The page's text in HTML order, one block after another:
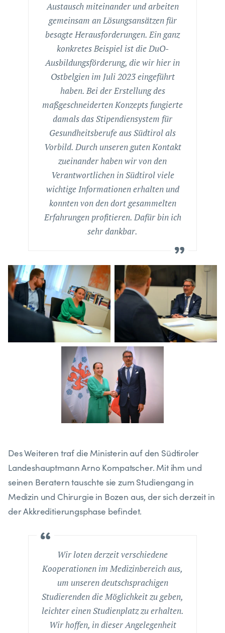
Austausch miteinander und arbeiten
gemeinsam an Lösungsansätzen für
besagte Herausforderungen. Ein ganz
konkretes Beispiel ist die DuO-
Ausbildungsförderung, die wir hier in
Ostbelgien im Juli 2023 eingeführt
haben. Bei der Erstellung des
maßgeschneiderten Konzepts fungierte
damals das Stipendiensystem für
Gesundheitsberufe aus Südtirol als
Vorbild. Durch unseren guten Kontakt
zueinander haben wir von den
Verantwortlichen in Südtirol viele
wichtige Informationen erhalten und
konnten von den dort gesammelten
Erfahrungen profitieren. Dafür bin ich
sehr dankbar.
Des Weiteren traf die Ministerin auf den Südtiroler
Landeshauptmann Arno Kompatscher. Mit ihm und
seinen Beratern tauschte sie zum Studiengang in
Medizin und Chirurgie in Bozen aus, der sich derzeit in
der Akkreditierungsphase befindet.
Wir loten derzeit verschiedene
Kooperationen im Medizinbereich aus,
um unseren deutschsprachigen
Studierenden die Möglichkeit zu geben,
leichter einen Studienplatz zu erhalten.
Wir hoffen, in dieser Angelegenheit